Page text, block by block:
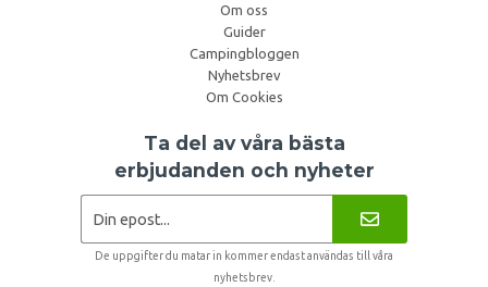
Om oss
Guider
Campingbloggen
Nyhetsbrev
Om Cookies
Ta del av våra bästa
erbjudanden och nyheter
De uppgifter du matar in kommer endast användas till våra
nyhetsbrev.